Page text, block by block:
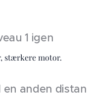
1 igen
stærkere motor.
anden